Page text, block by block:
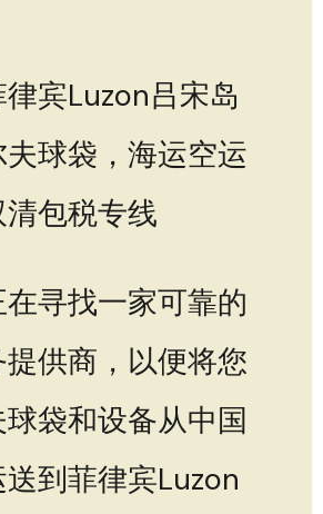
宾Luzon吕宋岛
球袋，海运空运
包税专线
寻找一家可靠的
供商，以便将您
袋和设备从中国
到菲律宾Luzon